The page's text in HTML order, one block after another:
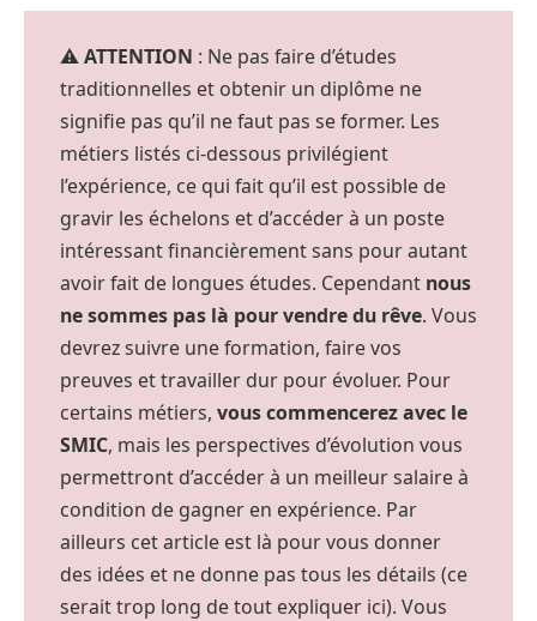
⚠️ATTENTION : Ne pas faire d’études
traditionnelles et obtenir un diplôme ne
signifie pas qu’il ne faut pas se former. Les
métiers listés ci-dessous privilégient
l’expérience, ce qui fait qu’il est possible de
gravir les échelons et d’accéder à un poste
intéressant financièrement sans pour autant
avoir fait de longues études. Cependant nous
ne sommes pas là pour vendre du rêve. Vous
devrez suivre une formation, faire vos
preuves et travailler dur pour évoluer. Pour
certains métiers, vous commencerez avec le
SMIC, mais les perspectives d’évolution vous
permettront d’accéder à un meilleur salaire à
condition de gagner en expérience. Par
ailleurs cet article est là pour vous donner
des idées et ne donne pas tous les détails (ce
serait trop long de tout expliquer ici). Vous